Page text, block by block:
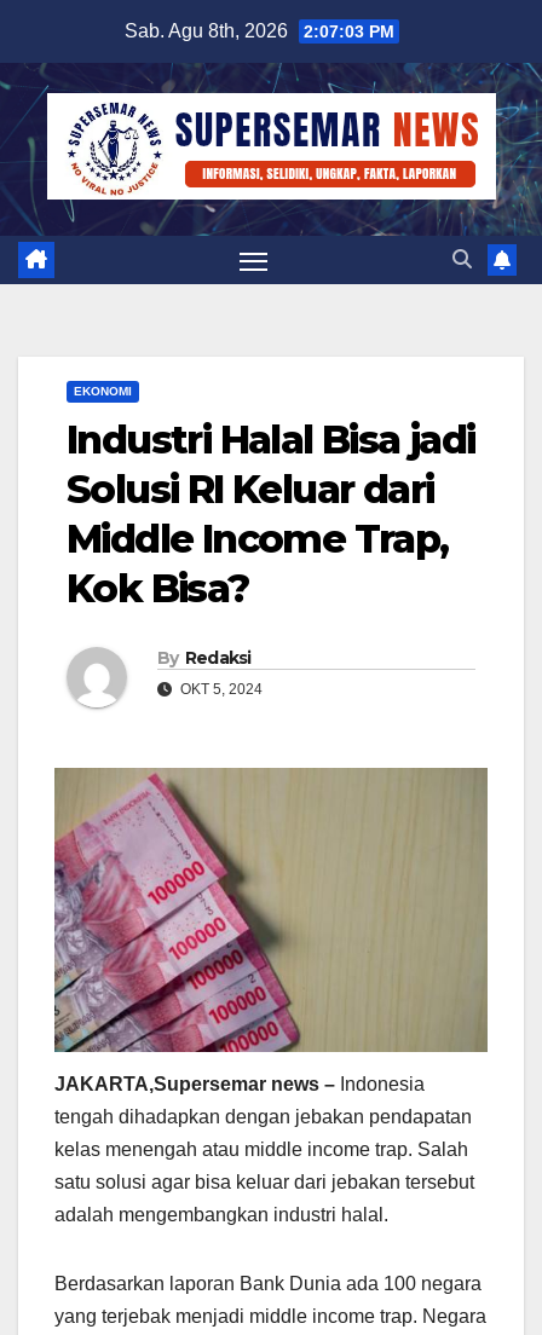
content
Sab. Agu 8th, 2026 2:07:04 PM
EKONOMI
Industri Halal Bisa jadi
Solusi RI Keluar dari
Middle Income Trap,
Kok Bisa?
By Redaksi
OKT 5, 2024
JAKARTA,Supersemar news – Indonesia
tengah dihadapkan dengan jebakan pendapatan
kelas menengah atau middle income trap. Salah
satu solusi agar bisa keluar dari jebakan tersebut
adalah mengembangkan industri halal.
Berdasarkan laporan Bank Dunia ada 100 negara
yang terjebak menjadi middle income trap. Negara